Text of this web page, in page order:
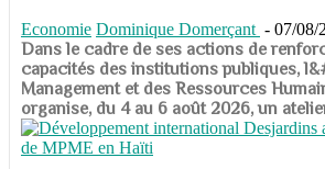
Economie Dominique Domerçant - 07/08/
Dans le cadre de ses actions de
capacités des institutions publiques,
Management et des Ressources
organise, du 4 au 6 août 2026, un